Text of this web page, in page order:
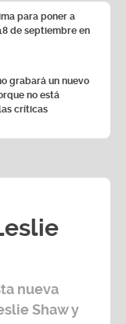
para poner a
de septiembre en
grabará un nuevo
no está
críticas
nueva
Shaw y